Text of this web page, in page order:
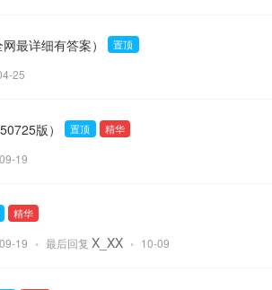
最详细有答案） 置顶
25
版） 置顶 精华
19
精华
19 • 最后回复 X_XX • 10-09